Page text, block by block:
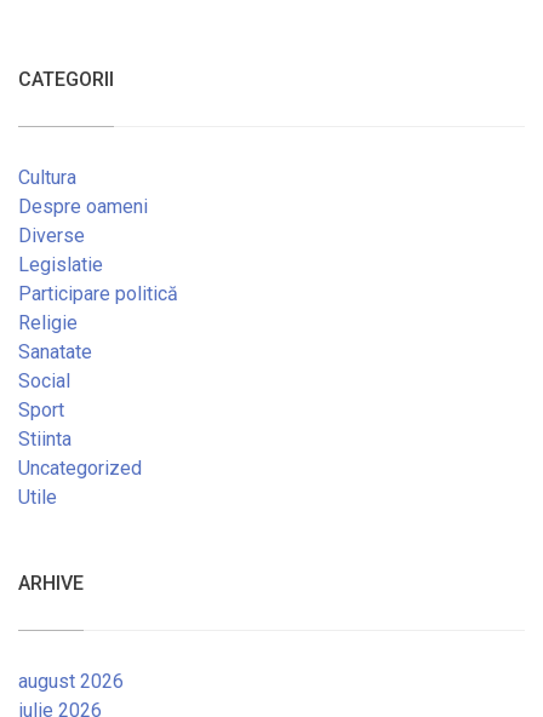
CATEGORII
Cultura
Despre oameni
Diverse
Legislatie
Participare politică
Religie
Sanatate
Social
Sport
Stiinta
Uncategorized
Utile
ARHIVE
august 2026
iulie 2026